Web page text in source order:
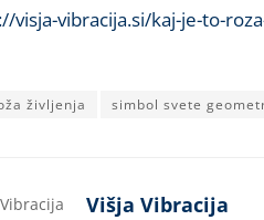
visja-vibracija.si/kaj-je-to-
življenja simbol svete
Višja Vibracija